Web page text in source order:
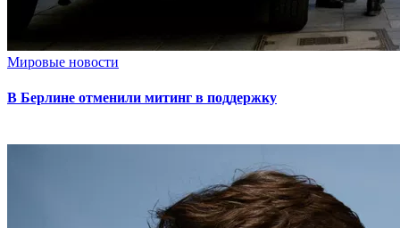
Мировые новости
В Берлине отменили митинг в поддержку